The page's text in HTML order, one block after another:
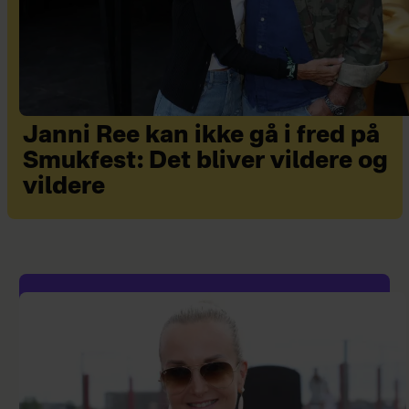
Janni Ree kan ikke gå i fred på
Smukfest: Det bliver vildere og
vildere